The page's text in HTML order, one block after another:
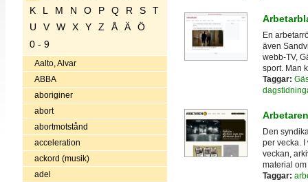
K
L M N O P Q R S
T
U
V W X Y Z Å Ä
Ö
0 - 9
Aalto, Alvar
ABBA
aboriginer
abort
abortmotstånd
acceleration
ackord (musik)
adel
En
även
webb-TV,
sport. Man
Taggar:
Arbetaren
Den
per vecka.
veckan,
material
Taggar: